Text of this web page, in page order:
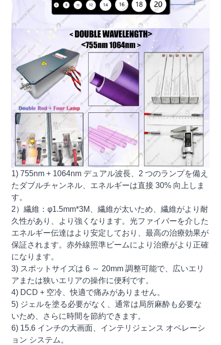
1) 755nm + 1064nm デュアル波長、2 つのランプを備え
たダブルチャンネル、エネルギーは直接 30% 向上しま
す。
2）繊維：φ1.5mm*3M、繊維が太いため、繊維がより耐
久性があり、より強くなります。光ファイバーを介した
エネルギー伝達はより安定しており、最高の治療効果が
保証されます。赤外線照準ビームにより治療がより正確
になります。
3) スポットサイズは 6 ～ 20mm 調整可能で、広いエリ
アまたは狭いエリアの操作に便利です。
4) DCD + 空冷、快適で痛みがありません。
5) ジェルを塗る必要がなく、通常は局所麻酔も必要な
いため、さらに時間を節約できます。
6) 15.6 インチの大画面、インテリジェンス オペレーシ
ョン システム。